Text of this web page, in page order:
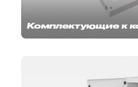
Комплектующие к